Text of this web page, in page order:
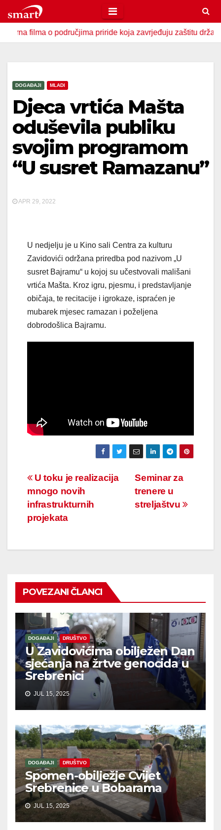
to
contento područjima priride koja zavrjeđuju zaštitu države
DOGAĐAJI MLADI
Djeca vrtića Mašta
oduševila publiku
svojim programom
“U susret Ramazanu”
APR 29, 2022
U nedjelju je u Kino sali Centra za kulturu
Zavidovići održana priredba pod nazivom „U
susret Bajramu“ u kojoj su učestvovali mališani
vrtića Mašta. Kroz igru, pjesmu, i predstavljanje
običaja, te recitacije i igrokaze, ispraćen je
mubarek mjesec ramazan i poželjena
dobrodošlica Bajramu.
Navigacija
članaka
Seminar za
trenere u
streljaštvu
U toku je realizacija
mnogo novih
infrastrukturnih
projekata
POVEZANI ČLANCI
DOGAĐAJI DRUŠTVO
U Zavidovićima obilježen Dan
sjećanja na žrtve genocida u
Srebrenici
JUL 15, 2025
DOGAĐAJI DRUŠTVO
Spomen-obilježje Cvijet
Srebrenice u Bobarama
JUL 15, 2025